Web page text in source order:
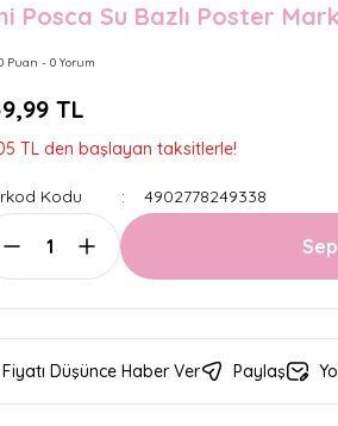
Posca Su Bazlı Poster
Puan - 0 Yorum
TL
TL den başlayan taksitlerle!
Kodu 4902778249338
Fiyatı Düşünce Haber Ver Paylaş